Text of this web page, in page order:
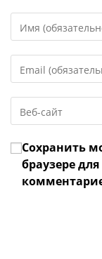
свое
или
имя
чтобы
свой
адрес,
чтобы
URL
веб-
сайта
(необязательно)
Сохранить
браузере